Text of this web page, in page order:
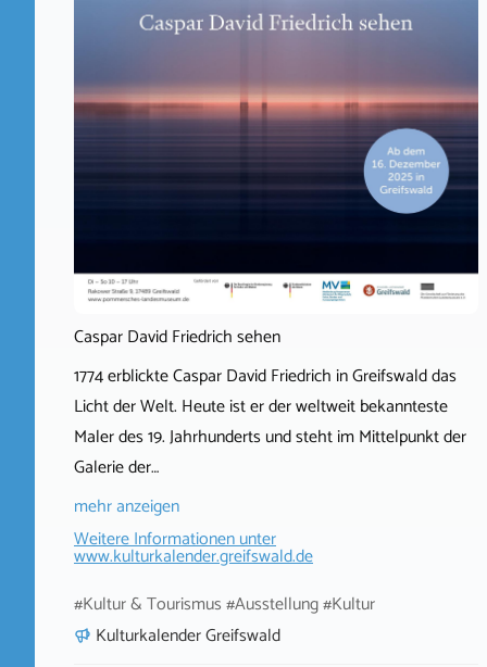
Caspar David Friedrich sehen
1774 erblickte Caspar David Friedrich in Greifswald das
Licht der Welt. Heute ist er der weltweit bekannteste
Maler des 19. Jahrhunderts und steht im Mittelpunkt der
Galerie der…
mehr anzeigen
Weitere Informationen unter
www.kulturkalender.greifswald.de
#Kultur & Tourismus #Ausstellung #Kultur
Kulturkalender Greifswald